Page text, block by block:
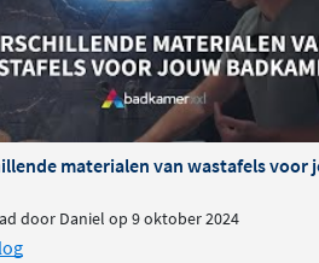
materialen van wastafels voor
door Daniel op 9 oktober 2024